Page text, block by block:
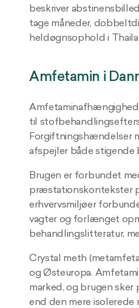
beskriver
tage måneder,
heldøgnsophold i
Amfetamin i
Amfetaminafhængighed
til
Forgiftningshændelser
afspejler både
Brugen er forbundet
præstationskontekster
erhvervsmiljøer
vagter og forlænget
behandlingslitteratur,
Crystal meth
og Østeuropa.
marked, og brugen
end den mere isolerede